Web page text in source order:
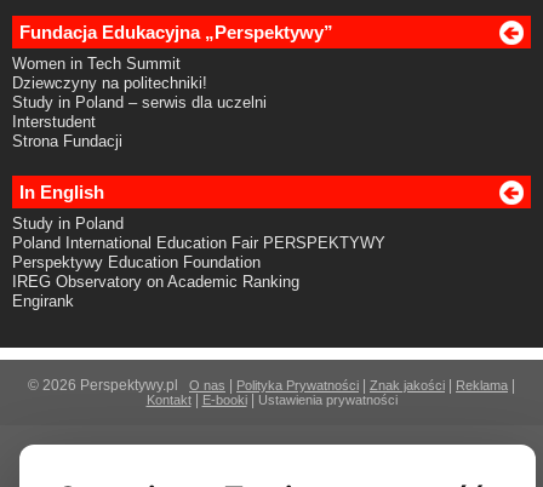
Fundacja Edukacyjna „Perspektywy”
Women in Tech Summit
Dziewczyny na politechniki!
Study in Poland – serwis dla uczelni
Interstudent
Strona Fundacji
In English
Study in Poland
Poland International Education Fair PERSPEKTYWY
Perspektywy Education Foundation
IREG Observatory on Academic Ranking
Engirank
© 2026 Perspektywy.pl O nas Polityka Prywatności Znak jakości Reklama
Kontakt| E-booki| Ustawienia prywatności